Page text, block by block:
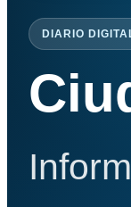
DIARIO